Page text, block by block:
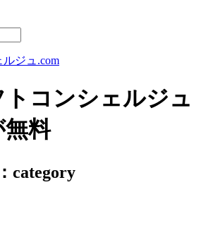
ジュ.com
コンシェルジュ
料
category